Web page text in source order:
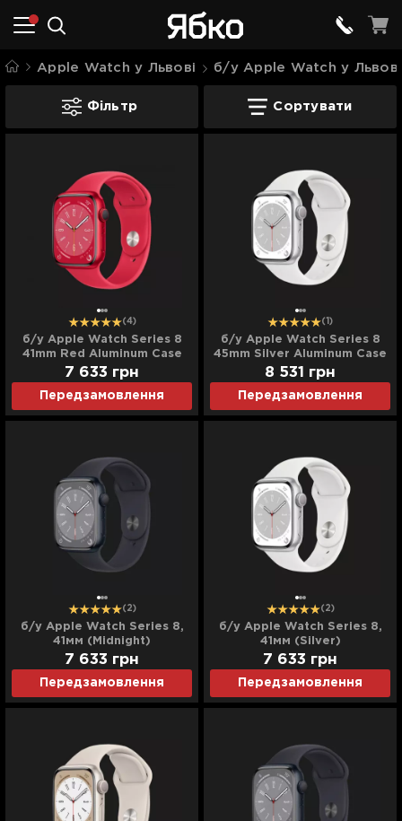
Apple Watch у Львові б/у Apple Watch у Львові
б/у Apple Watch Series 8 у Львові
Фільтр Сортувати
(4)
б/у Apple Watch Series 8
41mm Red Aluminum Case
with Red Sport Band
(MNUG3/MNP73)
Передзамовлення
7 633 грн
(1)
б/у Apple Watch Series 8
45mm Silver Aluminum Case
with White Sport Band
(MP6N3/MP6Q3/MP6P3)
Передзамовлення
8 531 грн
(2)
б/у Apple Watch Series 8,
41мм (Midnight)
Передзамовлення
7 633 грн
(2)
б/у Apple Watch Series 8,
41мм (Silver)
Передзамовлення
7 633 грн